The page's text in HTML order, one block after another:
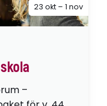
–
23 okt – 1 nov